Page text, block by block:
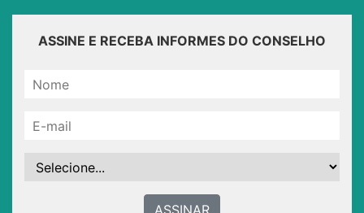
ASSINE E RECEBA INFORMES DO CONSELHO
ASSINAR